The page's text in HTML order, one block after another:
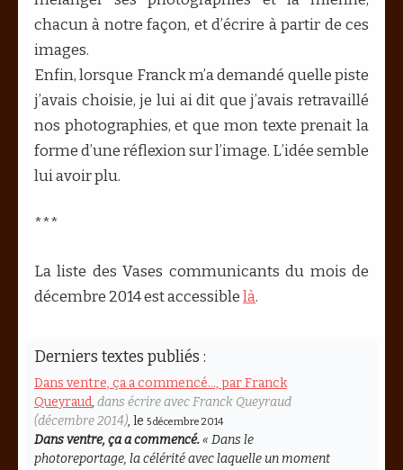
chacun à notre façon, et d’écrire à partir de ces
images.
Enfin, lorsque Franck m’a demandé quelle piste
j’avais choisie, je lui ai dit que j’avais retravaillé
nos photographies, et que mon texte prenait la
forme d’une réflexion sur l’image. L’idée semble
lui avoir plu.
***
La liste des Vases communicants du mois de
décembre 2014 est accessible là.
Derniers textes publiés :
Dans ventre, ça a commencé…, par Franck
Queyraud, dans écrire avec Franck Queyraud
(décembre 2014), le 5 décembre 2014
Dans ventre, ça a commencé.« Dans le
photoreportage, la célérité avec laquelle un moment